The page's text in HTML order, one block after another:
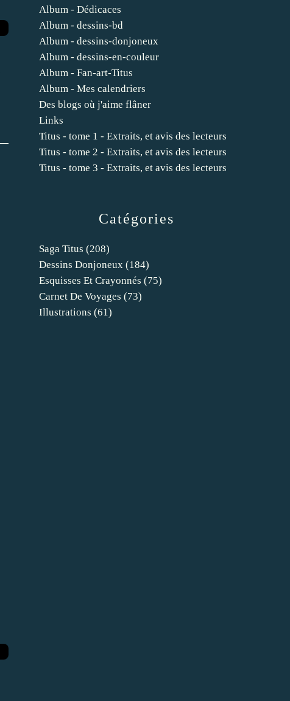
Catégories
Saga Titus (208)
Dessins Donjoneux (184)
Esquisses Et Crayonnés (75)
Carnet De Voyages (73)
Illustrations (61)
Album - Dédicaces
Album - dessins-bd
Album - dessins-donjoneux
Album - dessins-en-couleur
Album - Fan-art-Titus
Album - Mes calendriers
Des blogs où j'aime flâner
Links
Titus - tome 1 - Extraits, et avis des lecteurs
Titus - tome 2 - Extraits, et avis des lecteurs
Titus - tome 3 - Extraits, et avis des lecteurs